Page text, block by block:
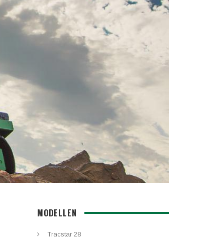
MODELLEN
Tracstar 28